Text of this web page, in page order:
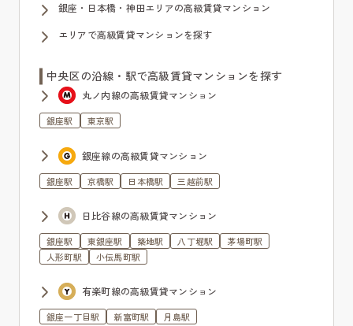
銀座・日本橋・神田エリアの高級賃貸マンション
エリアで高級賃貸マンションを探す
中央区の沿線・駅で高級賃貸マンションを探す
丸ノ内線の高級賃貸マンション
銀座駅 東京駅
銀座線の高級賃貸マンション
銀座駅 京橋駅 日本橋駅 三越前駅
日比谷線の高級賃貸マンション
銀座駅 東銀座駅 築地駅 八丁堀駅
茅場町駅
人形町駅
小伝馬町駅
有楽町線の高級賃貸マンション
銀座一丁目駅 新富町駅 月島駅